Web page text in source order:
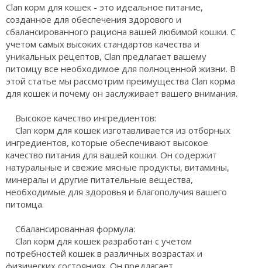
Clan корм для кошек - это идеальное питание,
созданное для обеспечения здорового и
сбалансированного рациона вашей любимой кошки. С
учетом самых высоких стандартов качества и
уникальных рецептов, Clan предлагает вашему
питомцу все необходимое для полноценной жизни. В
этой статье мы рассмотрим преимущества Clan корма
для кошек и почему он заслуживает вашего внимания.
Высокое качество ингредиентов:
Clan корм для кошек изготавливается из отборных
ингредиентов, которые обеспечивают высокое
качество питания для вашей кошки. Он содержит
натуральные и свежие мясные продукты, витамины,
минералы и другие питательные вещества,
необходимые для здоровья и благополучия вашего
питомца.
Сбалансированная формула:
Clan корм для кошек разработан с учетом
потребностей кошек в различных возрастах и
физических состояниях. Он предлагает